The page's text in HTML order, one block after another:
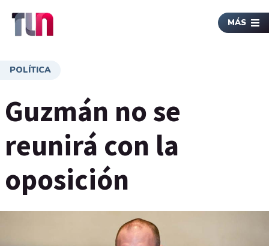
MÁS
POLÍTICA
Guzmán no se
reunirá con la
oposición